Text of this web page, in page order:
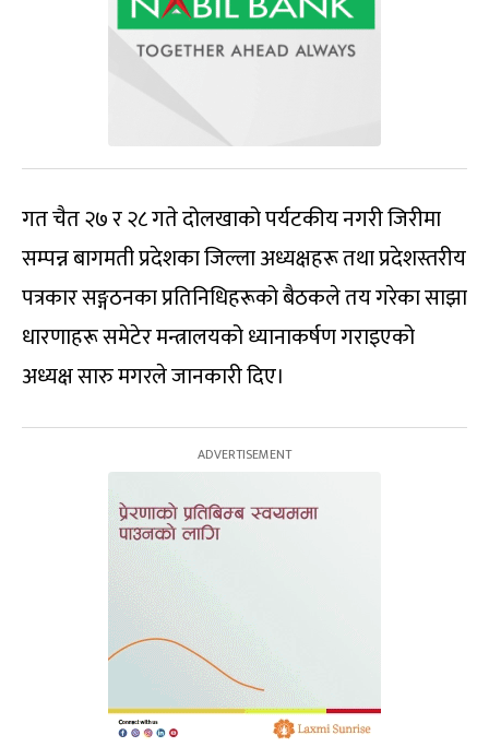
गत चैत २७ र २८ गते दोलखाको पर्यटकीय नगरी जिरीमा
सम्पन्न बागमती प्रदेशका जिल्ला अध्यक्षहरू तथा प्रदेशस्तरीय
पत्रकार सङ्गठनका प्रतिनिधिहरूको बैठकले तय गरेका साझा
धारणाहरू समेटेर मन्त्रालयको ध्यानाकर्षण गराइएको
अध्यक्ष सारु मगरले जानकारी दिए।